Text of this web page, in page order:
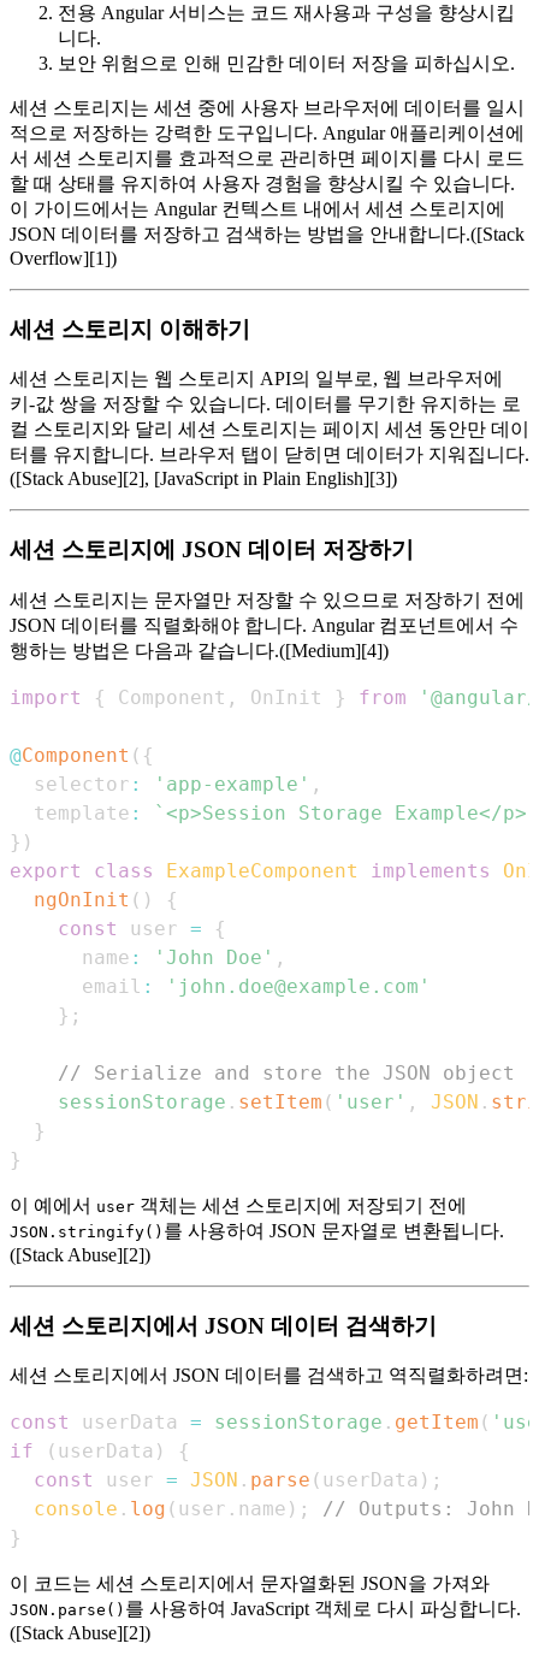
전용 Angular 서비스는 코드 재사용과 구성을 향상시킵
니다.
보안 위험으로 인해 민감한 데이터 저장을 피하십시오.
세션 스토리지는 세션 중에 사용자 브라우저에 데이터를 일시
적으로 저장하는 강력한 도구입니다. Angular 애플리케이션에
서 세션 스토리지를 효과적으로 관리하면 페이지를 다시 로드
할 때 상태를 유지하여 사용자 경험을 향상시킬 수 있습니다.
이 가이드에서는 Angular 컨텍스트 내에서 세션 스토리지에
JSON 데이터를 저장하고 검색하는 방법을 안내합니다.([Stack
Overflow][1])
세션 스토리지 이해하기
세션 스토리지는 웹 스토리지 API의 일부로, 웹 브라우저에
키-값 쌍을 저장할 수 있습니다. 데이터를 무기한 유지하는 로
컬 스토리지와 달리 세션 스토리지는 페이지 세션 동안만 데이
터를 유지합니다. 브라우저 탭이 닫히면 데이터가 지워집니다.
([Stack Abuse][2], [JavaScript in Plain English][3])
세션 스토리지에 JSON 데이터 저장하기
세션 스토리지는 문자열만 저장할 수 있으므로 저장하기 전에
JSON 데이터를 직렬화해야 합니다. Angular 컴포넌트에서 수
행하는 방법은 다음과 같습니다.([Medium][4])
import { Component , OnInit } from
@Component ( {
  selector
: 'app-example' ,
  template
: ` <p>Session Storage Example</p>
} )
export
class ExampleComponent implements
ngOnInit ( )
{
const
user =
{
      name
: 'John Doe' ,
      email
:
'john.doe@example.com'
} ;
// Serialize and store the JSON object
sessionStorage . setItem ( 'user' , JSON .
}
}
이 예에서 user 객체는 세션 스토리지에 저장되기 전에
JSON.stringify() 를 사용하여 JSON 문자열로 변환됩니다.
([Stack Abuse][2])
세션 스토리지에서 JSON 데이터 검색하기
세션 스토리지에서 JSON 데이터를 검색하고 역직렬화하려면:
const userData = sessionStorage . getItem (
if
( userData )
{
const
user = JSON . parse ( userData ) ;
console . log ( user . name ) ;
// Outputs: John
}
이 코드는 세션 스토리지에서 문자열화된 JSON을 가져와
JSON.parse() 를 사용하여 JavaScript 객체로 다시 파싱합니다.
([Stack Abuse][2])